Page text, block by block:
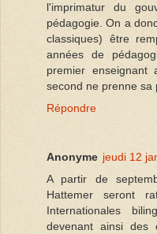
l'imprimatur du
pédagogie. On a
classiques) être
années de
premier
second ne prenne sa
Répondre
Anonyme jeudi 12
A partir de
Hattemer seront
Internationales
devenant ainsi des